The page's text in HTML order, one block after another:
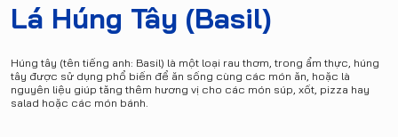
Lá Húng Tây (Basil)
Húng tây (tên tiếng anh: Basil) là một loại rau thơm, trong ẩm thực, húng
tây được sử dụng phổ biến để ăn sống cùng các món ăn, hoặc là
nguyên liệu giúp tăng thêm hương vị cho các món súp, xốt, pizza hay
salad hoặc các món bánh.